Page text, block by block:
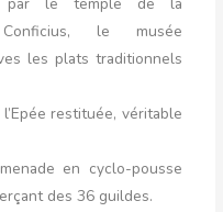
le musée
les plats traditionnels
restituée, véritable
en cyclo-pousse
des 36 guildes.